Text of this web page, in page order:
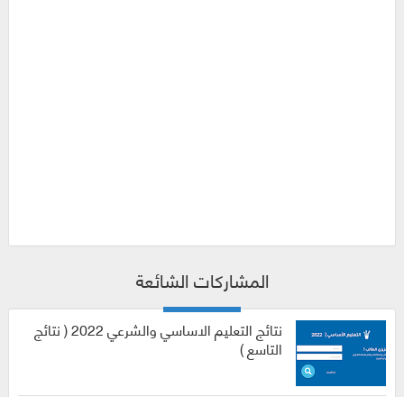
المشاركات الشائعة
نتائج التعليم الاساسي والشرعي 2022 ( نتائج
التاسع )